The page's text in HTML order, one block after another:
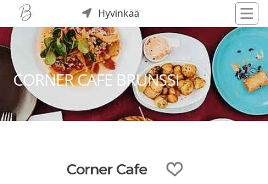
Hyvinkää
CORNER CAFE BRUNSSI
Corner Cafe